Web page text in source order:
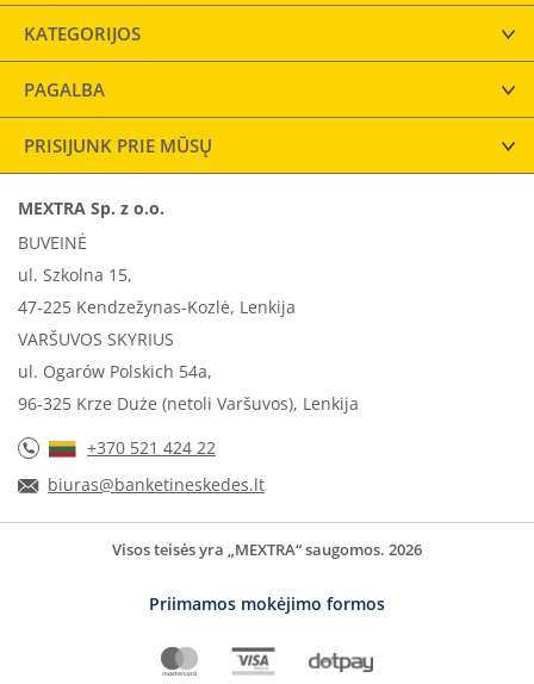
KATEGORIJOS
PAGALBA
PRISIJUNK PRIE MŪSŲ
MEXTRA Sp. z o.o.
BUVEINĖ
ul. Szkolna 15,
47-225 Kendzežynas-Kozlė, Lenkija
VARŠUVOS SKYRIUS
ul. Ogarów Polskich 54a,
96-325 Krze Duże (netoli Varšuvos), Lenkija
+370 521 424 22
biuras@banketineskedes.lt
Visos teisės yra „MEXTRA“ saugomos. 2026
Priimamos mokėjimo formos